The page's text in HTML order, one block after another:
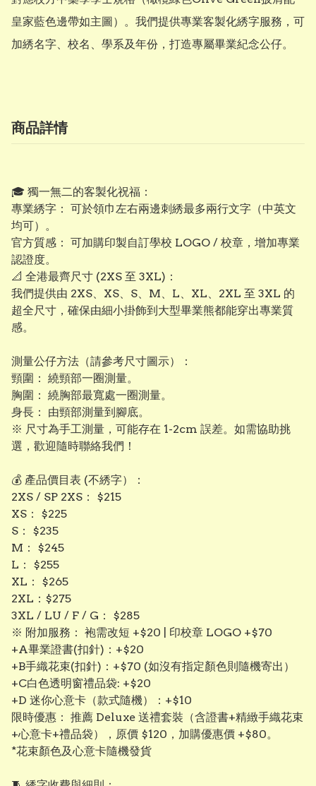
皇家藍色邊帶如主圖）。我們提供專業客製化綉字服務，可
加綉名字、校名、學系及年份，打造專屬畢業紀念公仔。
商品詳情
​🎓 獨一無二的客製化祝福：
專業綉字： 可於領巾左右兩邊刺綉最多兩行文字（中英文
均可）。
​官方質感： 可加購印製自訂學校 LOGO / 校章，增加專業
認證度。
​📐 全港最齊尺寸 (2XS 至 3XL)：
我們提供由 2XS、XS、S、M、L、XL、2XL 至 3XL 的
超全尺寸，確保由細小掛飾到大型畢業熊都能穿出專業質
感。
測量公仔方法（請參考尺寸圖示）：
頸圍： 繞頸部一圈測量。
​胸圍： 繞胸部最寬處一圈測量。
​身長： 由頸部測量到腳底。
※ 尺寸為手工測量，可能存在 1-2cm 誤差。如需協助挑
選，歡迎隨時聯絡我們！
💰 產品價目表 (不綉字）：
​2XS / SP 2XS： $215
​XS： $225
​S： $235
​M： $245
​L： $255
​XL： $265
​2XL：$275
3XL / LU / F / G： $285
​※ 附加服務： 袍需改短 +$20 | 印校章 LOGO +$70
+A畢業證書(扣針)：+$20
+B手織花束(扣針)：+$70 (如沒有指定顏色則隨機寄出）
+C白色透明窗禮品袋: +$20
+D 迷你心意卡（款式隨機）：+$10
限時優惠： 推薦 Deluxe 送禮套裝（含證書+精緻手織花束
+心意卡+禮品袋），原價 $120，加購優惠價 +$80。
*花束顏色及心意卡隨機發貨